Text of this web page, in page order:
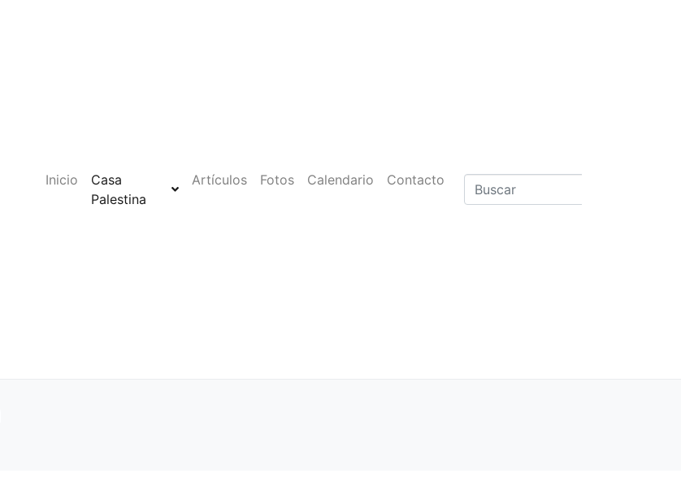
Inicio
Casa
Palestina
Artículos Fotos Calendario Contacto